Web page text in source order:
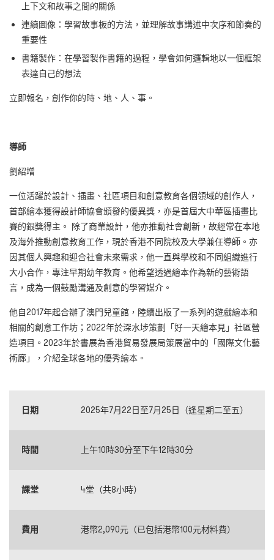
上下文和故事之間的關係
連續圖像：學習故事板的方法，並理解故事講述中次序和節奏的
重要性
書籍製作：在學習製作書籍的過程，學會如何邏輯地以一個框架
表達自己的想法
立即報名，創作你的時、地、人、事。
導師
劉紹增
一位活躍於設計、插畫、社區項目和創意教育各個領域的創作人，
首部繪本獲得設計師協會頒發的優異獎，亦是首屆大中華區插畫比
賽的銀獎得主。 除了商業設計，他亦推動社會創新，故經常在本地
及海外推動創意教育工作，現於香港不同院校及大學兼任導師。亦
因其個人興趣和迎合社會未來需求，他一直與學校和不同組織進行
大小合作，專注早期幼年教育。他希望透過繪本作為新的藝術語
言，成為一個鼓勵溝通及創意的學習媒介。
他自2017年起合辦了澳門兒童館，陸續出版了一系列的遊戲繪本和
相關的創意工作坊；2022年於深水埗策劃「好一天繪本見」社區營
造項目。2023年於書展為香港貿易發展局策展當中的「國際文化藝
術廊」，介紹全球各地的優秀繪本。
日期 2025年7月22日至7月25日（逢星期二至五）
時間 上午10時30分至下午12時30分
課堂 4堂（共8小時）
費用 港幣2,090元（已包括港幣100元材料費）